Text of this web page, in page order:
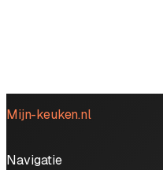
Mijn-keuken.nl
Navigatie